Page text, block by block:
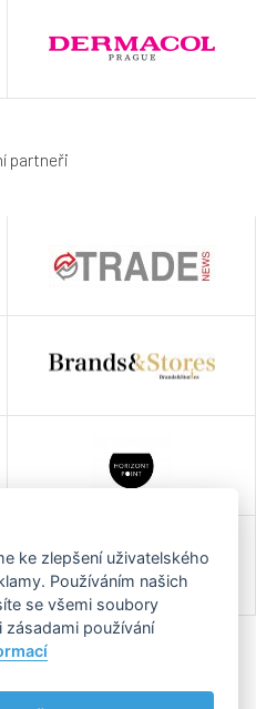
partneři
ke zlepšení uživatelského
Používáním našich
se všemi soubory
zásadami používání